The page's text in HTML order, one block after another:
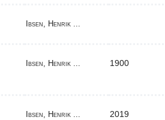
Ibsen, Henrik ...
Ibsen, Henrik ... 1900
Ibsen, Henrik ... 2019